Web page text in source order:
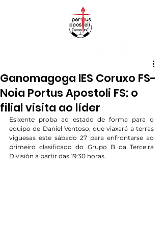
Ganomagoga IES Coruxo FS-
Noia Portus Apostoli FS: o
filial visita ao líder
Esixente proba ao estado de forma para o
equipo de Daniel Ventoso, que viaxará a terras
viguesas este sábado 27 para enfrontarse ao
primeiro clasificado do Grupo B da Terceira
División a partir das 19:30 horas.